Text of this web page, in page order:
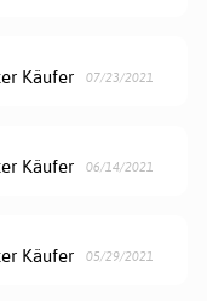
Käufer 07/23/2021
Käufer 06/14/2021
Käufer 05/29/2021